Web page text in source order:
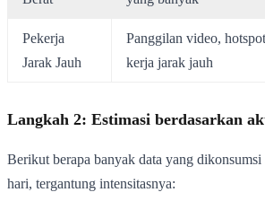
Pekerja
Jarak Jauh
Panggilan video,
kerja jarak jauh
Langkah 2: Estimasi berdasarkan
Berikut berapa banyak data yang
hari, tergantung intensitasnya: